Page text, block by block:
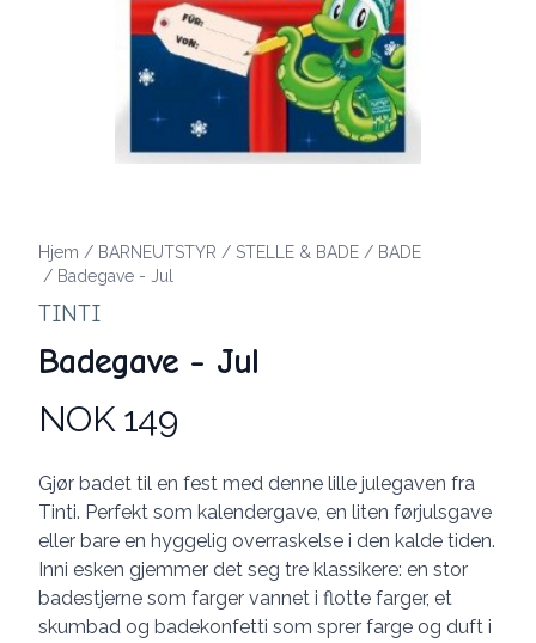
Hjem / BARNEUTSTYR / STELLE & BADE / BADE
/ Badegave - Jul
TINTI
Badegave - Jul
Produktdetaljer
NOK 149
Description
Gjør badet til en fest med denne lille julegaven fra
Tinti. Perfekt som kalendergave, en liten førjulsgave
eller bare en hyggelig overraskelse i den kalde tiden.
Inni esken gjemmer det seg tre klassikere: en stor
badestjerne som farger vannet i flotte farger, et
skumbad og badekonfetti som sprer farge og duft i